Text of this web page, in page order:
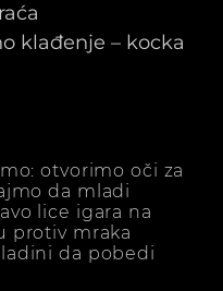
klađenje – kocka
otvorimo oči za
da mladi
lice igara na
protiv mraka
da pobedi